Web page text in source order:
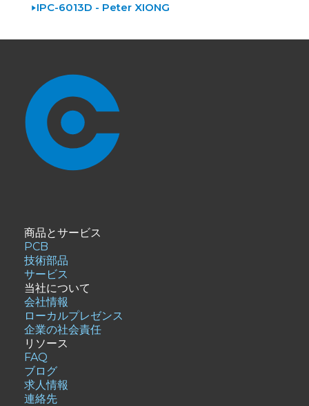
IPC-6013D - Peter XIONG
商品とサービス
PCB
技術部品
サービス
当社について
会社情報
ローカルプレゼンス
企業の社会責任
リソース
FAQ
ブログ
求人情報
連絡先